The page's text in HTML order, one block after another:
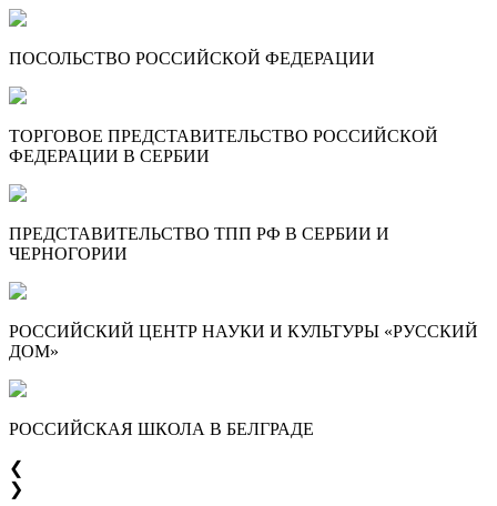
ПОСОЛЬСТВО РОССИЙСКОЙ ФЕДЕРАЦИИ
ТОРГОВОЕ ПРЕДСТАВИТЕЛЬСТВО РОССИЙСКОЙ
ФЕДЕРАЦИИ В СЕРБИИ
ПРЕДСТАВИТЕЛЬСТВО ТПП РФ В СЕРБИИ И
ЧЕРНОГОРИИ
РОССИЙСКИЙ ЦЕНТР НАУКИ И КУЛЬТУРЫ «РУССКИЙ
ДОМ»
РОССИЙСКАЯ ШКОЛА В БЕЛГРАДЕ
❮
❯